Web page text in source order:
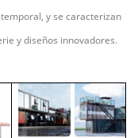
y se caracterizan
y diseños innovadores.